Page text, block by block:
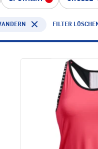
FILTER LÖSCHEN